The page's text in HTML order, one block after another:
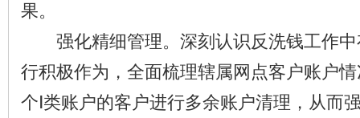
果。
强化精细管理。深刻认识反洗钱工作中
行积极作为，全面梳理辖属网点客户账户
个Ⅰ类账户的客户进行多余账户清理，从而